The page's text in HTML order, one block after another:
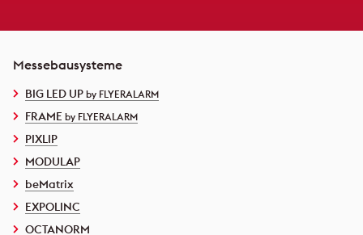
Messebausysteme
BIG LED UP by FLYERALARM
FRAME by FLYERALARM
PIXLIP
MODULAP
beMatrix
EXPOLINC
OCTANORM